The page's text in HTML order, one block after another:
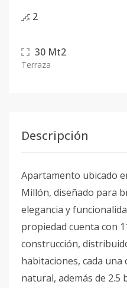
2
30 Mt2
Terraza
Descripción
Apartamento ubicado
Millón, diseñado para
elegancia y
propiedad cuenta con
construcción,
habitaciones, cada
natural, además de 2.5